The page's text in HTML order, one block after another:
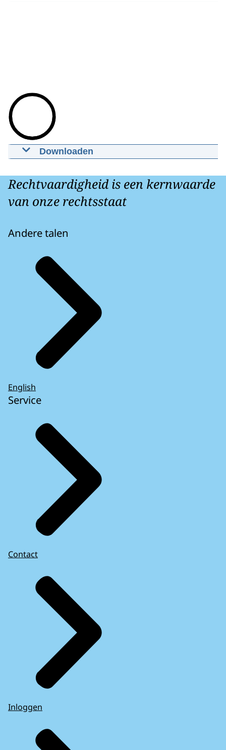
Downloaden
11-02-2020 00:00:51 mp4 16 MB MB
Download
Rechtvaardigheid is een kernwaarde
van onze rechtsstaat
Andere talen
English
Service
Contact
Inloggen